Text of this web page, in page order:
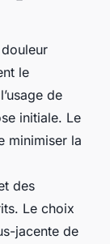
le
de
initiale. Le
minimiser la
des
Le choix
jacente de